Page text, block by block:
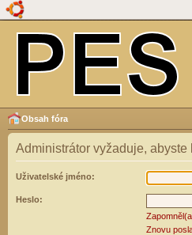
Obsah fóra
Administrátor vyžaduje,
Uživatelské jméno:
Heslo:
Znovu